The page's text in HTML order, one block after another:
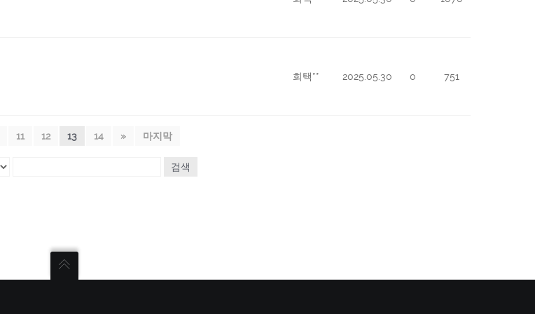
희택** 2025.05.30 0 751
11 12 13 14 » 마지막
검색